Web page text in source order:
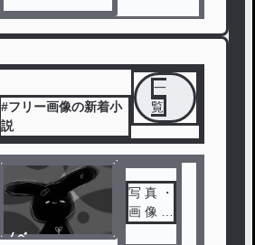
#フリー画像の新着小
説
一
覧
ノベ
写 真 ・
画 像 部